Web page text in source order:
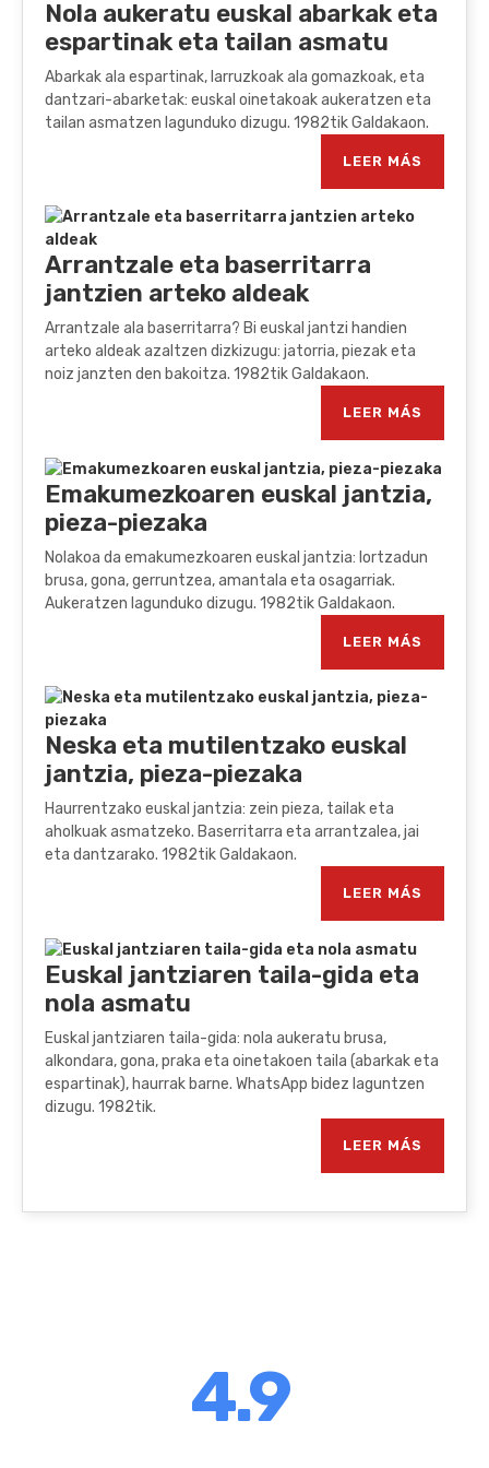
Nola aukeratu euskal abarkak eta
espartinak eta tailan asmatu
Abarkak ala espartinak, larruzkoak ala gomazkoak, eta
dantzari-abarketak: euskal oinetakoak aukeratzen eta
tailan asmatzen lagunduko dizugu. 1982tik Galdakaon.
LEER MÁS
Arrantzale eta baserritarra
jantzien arteko aldeak
Arrantzale ala baserritarra? Bi euskal jantzi handien
arteko aldeak azaltzen dizkizugu: jatorria, piezak eta
noiz janzten den bakoitza. 1982tik Galdakaon.
LEER MÁS
Emakumezkoaren euskal jantzia,
pieza-piezaka
Nolakoa da emakumezkoaren euskal jantzia: lortzadun
brusa, gona, gerruntzea, amantala eta osagarriak.
Aukeratzen lagunduko dizugu. 1982tik Galdakaon.
LEER MÁS
Neska eta mutilentzako euskal
jantzia, pieza-piezaka
Haurrentzako euskal jantzia: zein pieza, tailak eta
aholkuak asmatzeko. Baserritarra eta arrantzalea, jai
eta dantzarako. 1982tik Galdakaon.
LEER MÁS
Euskal jantziaren taila-gida eta
nola asmatu
Euskal jantziaren taila-gida: nola aukeratu brusa,
alkondara, gona, praka eta oinetakoen taila (abarkak eta
espartinak), haurrak barne. WhatsApp bidez laguntzen
dizugu. 1982tik.
LEER MÁS
4.9